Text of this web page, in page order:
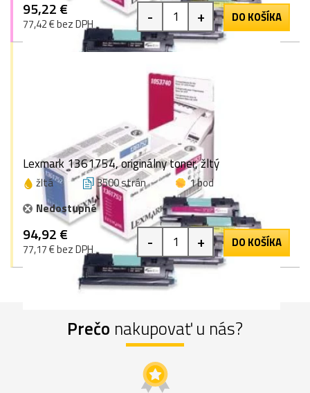
95,22 €
77,42 € bez DPH - + DO KOŠÍKA
Lexmark 1361754, originálny toner, žltý
žltá 3500 strán
1 bod
Nedostupné
94,92 €
77,17 € bez DPH - + DO KOŠÍKA
Prečo nakupovať u nás?